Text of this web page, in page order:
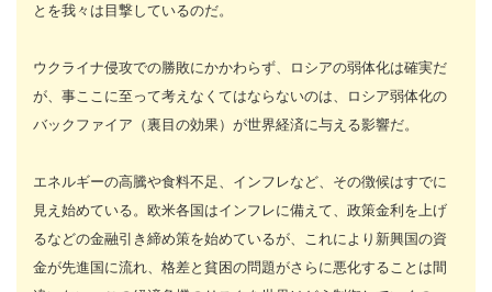
とを我々は目撃しているのだ。
ウクライナ侵攻での勝敗にかかわらず、ロシアの弱体化は確実だ
が、事ここに至って考えなくてはならないのは、ロシア弱体化の
バックファイア（裏目の効果）が世界経済に与える影響だ。
エネルギーの高騰や食料不足、インフレなど、その徴候はすでに
見え始めている。欧米各国はインフレに備えて、政策金利を上げ
るなどの金融引き締め策を始めているが、これにより新興国の資
金が先進国に流れ、格差と貧困の問題がさらに悪化することは間